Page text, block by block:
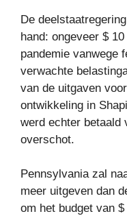
De
hand: ongeveer $
pandemie vanwege
verwachte
van de uitgaven
ontwikkeling in
werd echter betaald
overschot.
Pennsylvania zal
meer uitgeven dan
om het budget van